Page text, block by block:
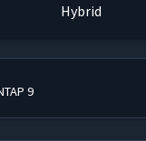
Hybrid
9